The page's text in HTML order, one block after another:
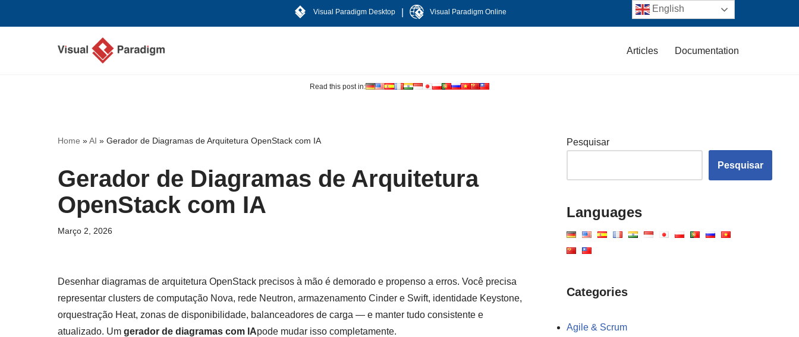
Visual Paradigm Desktop Visual Paradigm Online
Articles Documentation
Read this post in:
Home »AI » Gerador de Diagramas de Arquitetura OpenStack com IA
Gerador de Diagramas de Arquitetura
OpenStack com IA
Março 2, 2026
Desenhar diagramas de arquitetura OpenStack precisos à mão é demorado e propenso a erros. Você precisa
representar clusters de computação Nova, rede Neutron, armazenamento Cinder e Swift, identidade Keystone,
orquestração Heat, zonas de disponibilidade, balanceadores de carga — e manter tudo consistente e
atualizado. Um gerador de diagramas com IApode mudar isso completamente.
Pesquisar
Pesquisar
Languages
Categories
Agile & Scrum
English